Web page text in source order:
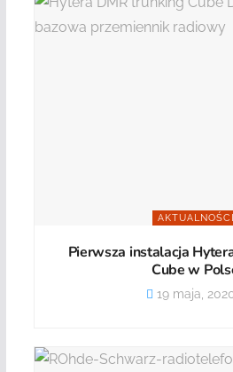
AKTUALNOŚCI
Pierwsza instalacja
Cube w
19 maja,